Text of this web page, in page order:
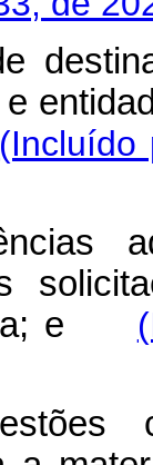
(Incluído
e